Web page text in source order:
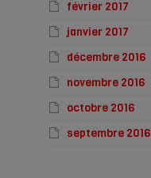
février 2017
janvier 2017
décembre 2016
novembre 2016
octobre 2016
septembre 2016